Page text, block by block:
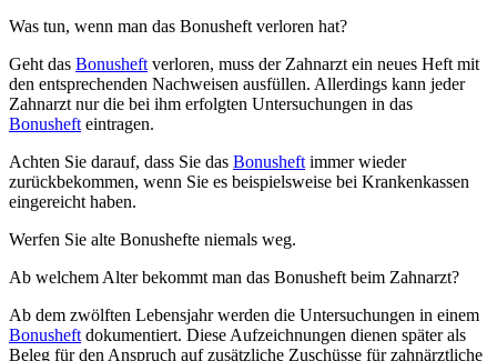
Was tun, wenn man das Bonusheft verloren hat?
Geht das Bonusheft verloren, muss der Zahnarzt ein neues Heft mit
den entsprechenden Nachweisen ausfüllen. Allerdings kann jeder
Zahnarzt nur die bei ihm erfolgten Untersuchungen in das
Bonusheft eintragen.
Achten Sie darauf, dass Sie das Bonusheft immer wieder
zurückbekommen, wenn Sie es beispielsweise bei Krankenkassen
eingereicht haben.
Werfen Sie alte Bonushefte niemals weg.
Ab welchem Alter bekommt man das Bonusheft beim Zahnarzt?
Ab dem zwölften Lebensjahr werden die Untersuchungen in einem
Bonusheft dokumentiert. Diese Aufzeichnungen dienen später als
Beleg für den Anspruch auf zusätzliche Zuschüsse für zahnärztliche